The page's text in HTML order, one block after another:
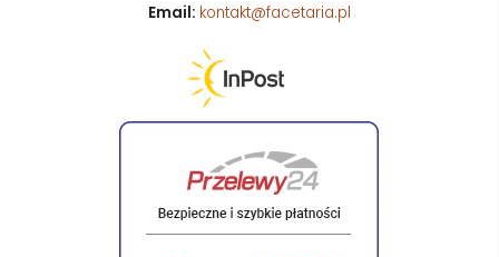
Email: kontakt@facetaria.pl